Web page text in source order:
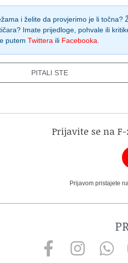
i želite da provjerimo je li točna?
Imate prijedloge, pohvale ili
putem Twittera ili Facebooka.
PITALI STE
Prijavite se na
Prijavom pristajete